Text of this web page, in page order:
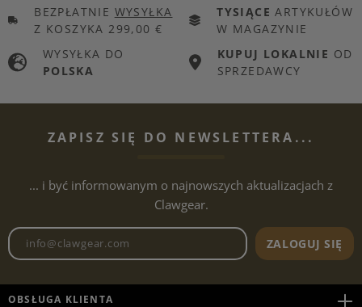
BEZPŁATNIE WYSYŁKA
Z KOSZYKA 299,00 €
TYSIĄCE ARTYKUŁÓW
W MAGAZYNIE
WYSYŁKA DO
POLSKA
KUPUJ LOKALNIE OD
SPRZEDAWCY
ZAPISZ SIĘ DO NEWSLETTERA...
... i być informowanym o najnowszych aktualizacjach z
Clawgear.
Adres e-mailowy biuletynu
ZALOGUJ SIĘ
OBSŁUGA KLIENTA